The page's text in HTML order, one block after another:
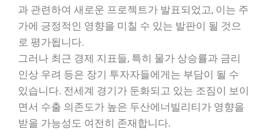
과 관련하여 새로운 프로젝트가 발표되었고, 이는 주
가에 긍정적인 영향을 미칠 수 있는 발판이 될 것으
로 평가됩니다.
그러나 최근 경제 지표들, 특히 물가 상승률과 금리
인상 우려 등은 장기 투자자들에게는 부담이 될 수
있습니다. 전세계 경기가 둔화되고 있는 조짐이 보이
면서 수출 의존도가 높은 두산에너빌리티가 영향을
받을 가능성도 여전히 존재합니다.